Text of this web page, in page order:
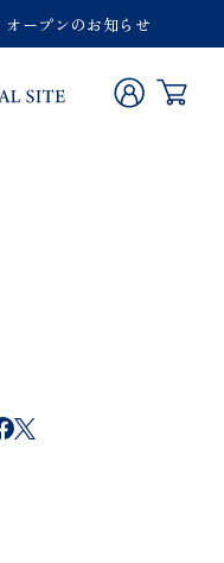
ープンのお知らせ